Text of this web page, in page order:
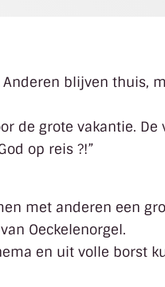
blijven thuis,
de grote vakantie. De
op reis ?!”
met anderen een
Oeckelenorgel.
en uit volle borst